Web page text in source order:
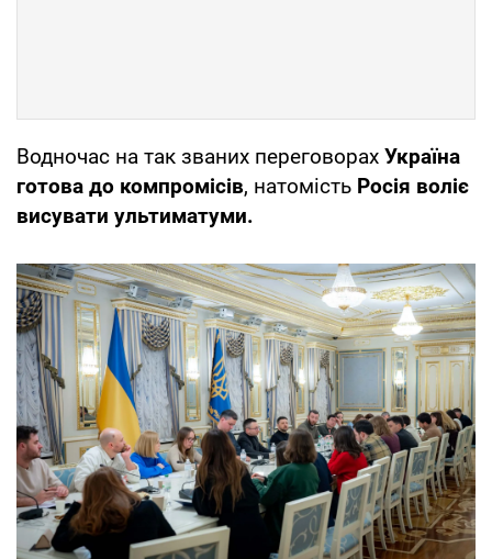
Водночас на так званих переговорах Україна
готова до компромісів, натомість Росія воліє
висувати ультиматуми.